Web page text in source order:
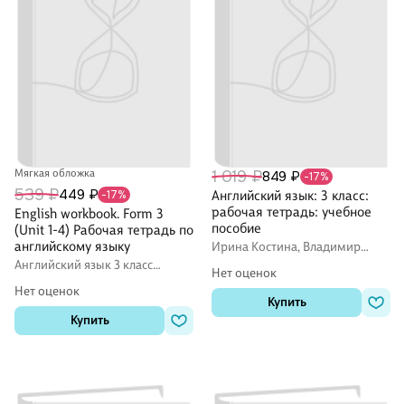
Мягкая обложка
539 ₽449 ₽ -17%
English workbook. Form 3
(Unit 1-4) Рабочая тетрадь по
английскому языку
Английский язык 3 класс
Нет оценок
Купить
1 019 ₽849 ₽ -17%
Английский язык: 3 класс:
рабочая тетрадь: учебное
пособие
Ирина Костина, Владимир
Нет оценок
Купить